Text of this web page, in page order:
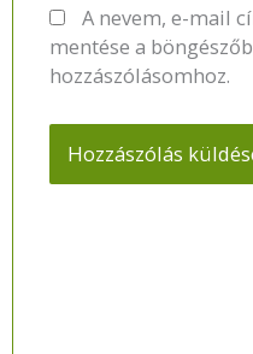
A nevem, e-mail
mentése a
hozzászólásomhoz.